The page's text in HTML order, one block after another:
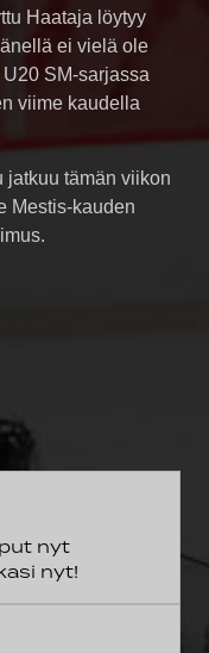
Haataja löytyy
ei vielä ole
SM-sarjassa
viime kaudella
jatkuu tämän viikon
Mestis-kauden
nyt
nyt!